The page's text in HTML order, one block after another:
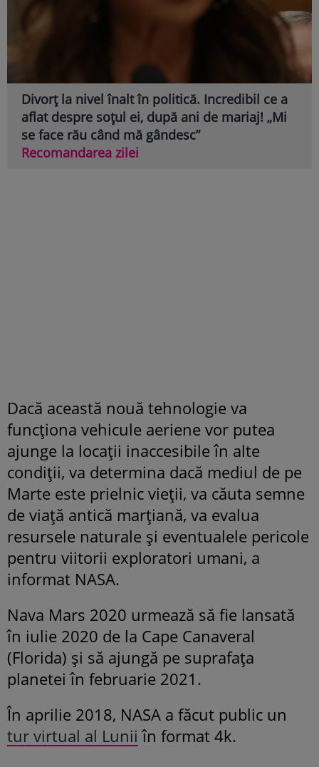
Divorț la nivel înalt în politică. Incredibil ce a
aflat despre soțul ei, după ani de mariaj! „Mi
se face rău când mă gândesc”
Recomandarea zilei
Dacă această nouă tehnologie va
funcționa vehicule aeriene vor putea
ajunge la locaţii inaccesibile în alte
condiţii, va determina dacă mediul de pe
Marte este prielnic vieții, va căuta semne
de viață antică marțiană, va evalua
resursele naturale și eventualele pericole
pentru viitorii exploratori umani, a
informat NASA.
Nava Mars 2020 urmează să fie lansată
în iulie 2020 de la Cape Canaveral
(Florida) şi să ajungă pe suprafaţa
planetei în februarie 2021.
În aprilie 2018, NASA a făcut public un
tur virtual al Lunii în format 4k.